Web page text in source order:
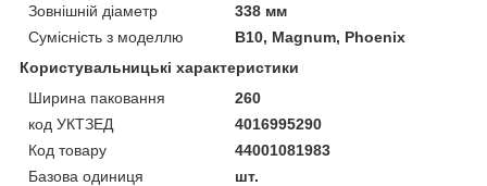
Зовнішній діаметр
338 мм
Сумісність з моделлю
B10, Magnum, Phoenix
Користувальницькі характеристики
Ширина паковання
260
код УКТЗЕД
4016995290
Код товару
44001081983
Базова одиниця
шт.